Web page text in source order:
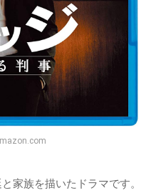
家族を描いたドラマです。